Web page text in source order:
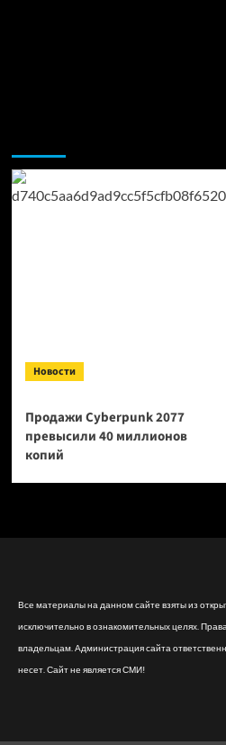
Новости
Продажи Cyberpunk 2077
превысили 40 миллионов
копий
Все материалы на данном сайте взяты из
исключительно в ознакомительных целях.
владельцам. Администрация сайта
несет. Сайт не является СМИ!